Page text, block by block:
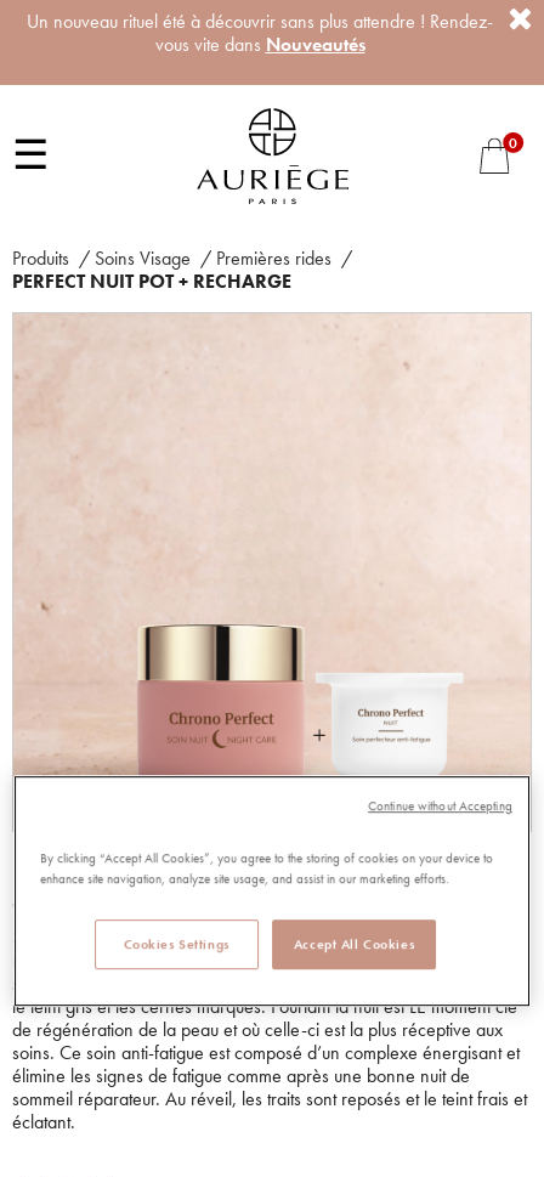
Un nouveau rituel été à découvrir sans plus attendre ! Rendez-
vous vite dans Nouveautés
☰ 0
Produits / Soins Visage / Premières rides /
PERFECT NUIT POT + RECHARGE
PERFECT NUIT POT + RECHARGE
98779
Soin perfecteur anti-fatigue. Entre 30 et 40 ans les premières
marques visibles sont les signes de fatigue. Une nuit trop courte ou un
sommeil de mauvaise qualité suffisent à rendre les traits tirés, froissés,
le teint gris et les cernes marqués. Pourtant la nuit est LE moment clé
de régénération de la peau et où celle-ci est la plus réceptive aux
soins. Ce soin anti-fatigue est composé d’un complexe énergisant et
élimine les signes de fatigue comme après une bonne nuit de
sommeil réparateur. Au réveil, les traits sont reposés et le teint frais et
éclatant.
By clicking “Accept All Cookies”, you agree to the storing of cookies on your device to
enhance site navigation, analyze site usage, and assist in our marketing efforts.
Accept All Cookies
Cookies Settings
Continue without Accepting